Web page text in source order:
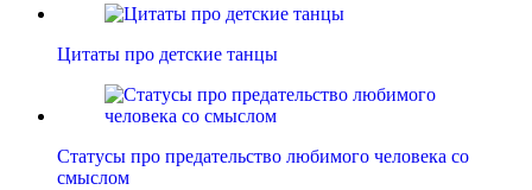
Цитаты про детские танцы
Статусы про предательство любимого человека со
смыслом